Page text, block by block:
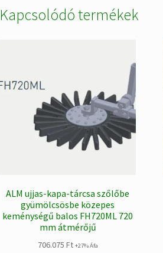
Kapcsolódó termékek
ALM ujjas-kapa-tárcsa szőlőbe
gyümölcsösbe közepes
keménységű balos FH720ML 720
mm átmérőjű
706.075 Ft +27% Áfa